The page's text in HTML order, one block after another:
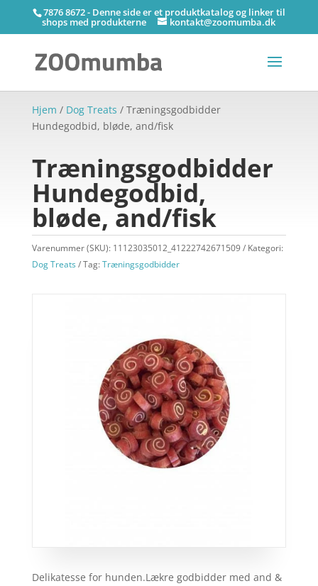
7876 8672 - Denne side er et produktkatalog og linker til
shops med produkterne kontakt@zoomumba.dk
Hjem / Dog Treats / Træningsgodbidder
Hundegodbid, bløde, and/fisk
Træningsgodbidder
Hundegodbid,
bløde, and/fisk
Varenummer (SKU): 11123035012_41222742671509
Kategori:
Dog Treats
Tag:Træningsgodbidder
Delikatesse for hunden.Lækre godbidder med and &